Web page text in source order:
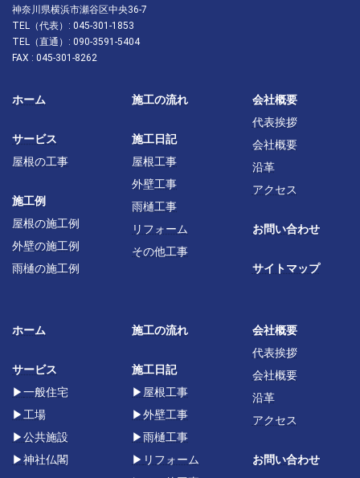
神奈川県横浜市瀬谷区中央36-7
TEL（代表）: 045-301-1853
TEL（直通）: 090-3591-5404
FAX : 045-301-8262
ホーム
サービス
屋根の工事
施工例
屋根の施工例
外壁の施工例
雨樋の施工例
施工の流れ
施工日記
屋根工事
外壁工事
雨樋工事
リフォーム
その他工事
会社概要
代表挨拶
会社概要
沿革
アクセス
お問い合わせ
サイトマップ
ホーム
サービス
▶一般住宅
▶ 工場
▶公共施設
▶神社仏閣
施工の流れ
施工日記
▶ 屋根工事
▶外壁工事
▶雨樋工事
▶ リフォーム
会社概要
代表挨拶
会社概要
沿革
アクセス
お問い合わせ